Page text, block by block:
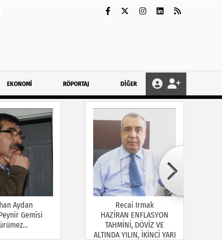
EKONOMİ RÖPORTAJ DİĞER
Aydan
Gemisi
Recai Irmak
HAZİRAN ENFLASYON
TAHMİNİ, DÖVİZ VE
ALTINDA YILIN, İKİNCİ YARI